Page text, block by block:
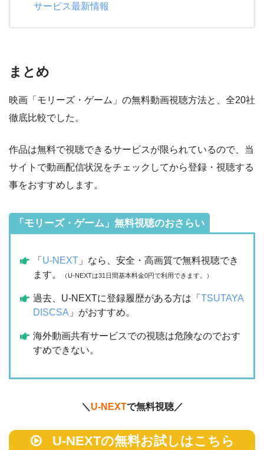
サービス最新情報
まとめ
映画「モリーズ・ゲーム」の無料動画視聴方法と、全20社
徹底比較でした。
作品は無料で視聴できるサービスが限られているので、当
サイトで動画配信状況をチェックしてから登録・視聴する
事をおすすめします。
「モリーズ・ゲーム」無料視聴のおさらい
「 U-NEXT 」なら、安全・高画質で無料視聴でき
ます。
（U-NEXTは31日間基本料金0円で利用できます。）
過去、U-NEXTに登録履歴がある方は「TSUTAYA
DISCSA 」がおすすめ。
海外動画共有サービスでの視聴は危険なのでおす
すめできない。
＼ U-NEXTで無料視聴／
U-NEXTの無料お試しはこちら